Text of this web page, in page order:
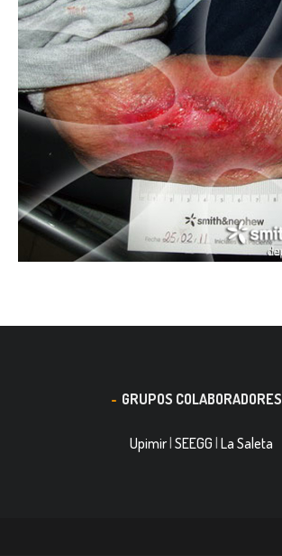
GRUPOS COLABORADORES
Upimir|SEEGG |La Saleta